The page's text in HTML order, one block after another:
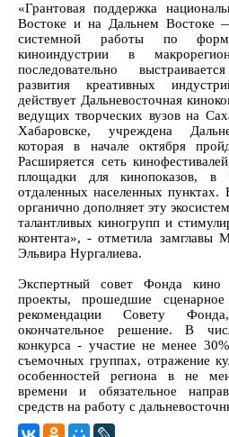
«Грантовая поддержка
Востоке и на Дальнем Востоке
системной работы по
киноиндустрии в
последовательно
развития креативных
действует Дальневосточная
ведущих творческих вузов на
Хабаровске, учреждена
которая в начале октября
Расширяется сеть
площадки для кинопоказов,
отдаленных населенных пунктах.
органично дополняет эту
талантливых киногрупп и
контента», - отметила замглавы
Эльвира Нургалиева.
Экспертный совет Фонда кино
проекты, прошедшие
рекомендации Совету
окончательное решение. В
конкурса - участие не менее
съемочных группах, отражение
особенностей региона в не
времени и обязательное
средств на работу с